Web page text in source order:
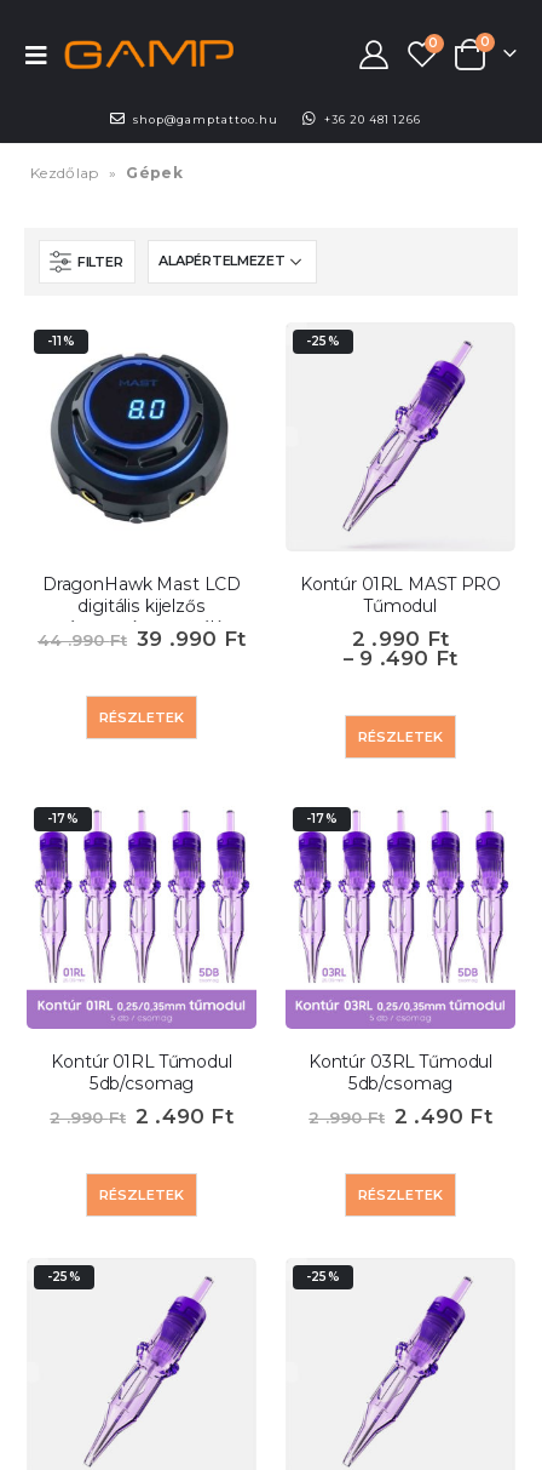
0 0
shop@gamptattoo.hu +36 20 481 1266
Kezdőlap » Gépek
FILTER
-11%
DragonHawk Mast LCD
digitális kijelzős
tápegység tetováló
gépekhez
44 .990Ft 39 .990 Ft
RÉSZLETEK
-25%
Kontúr 01RL MAST PRO
Tűmodul
2 .990 Ft
– 9 .490 Ft
RÉSZLETEK
-17%
Kontúr 01RL Tűmodul
5db/csomag
2 .990Ft 2 .490 Ft
RÉSZLETEK
-17%
Kontúr 03RL Tűmodul
5db/csomag
2 .990Ft 2 .490 Ft
RÉSZLETEK
-25% -25%